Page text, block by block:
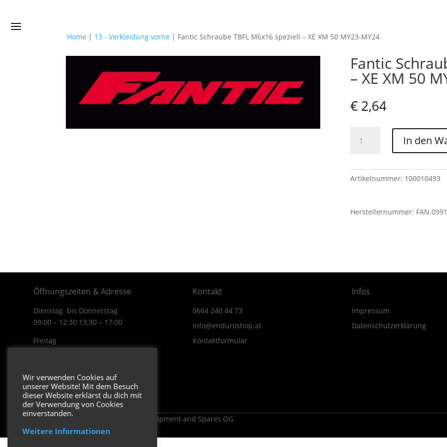
Home | 13 - Verkleidung vorne | Fantic Schraube TBFL M6x16 speziell – XE XM 50 MY23-MY24
Fantic
– XE XM 50
€2,64
Schraube
speziell
XM
In den
Artikelnummer: 100010493
Herstellernummer:
Öffnungszeiten & Adresse
Dienstag bis Donnerstag
09:00 – 12:30 13:30 – 17:00
Freitag
3170 Hainfeld
In Google Maps öffnen.
Kontakt
0664 240 44 73
info@enduroshop.at
Kontaktformular
Infos
Impressum
Datenschutzerklärung
Copyright 2026 ENDUROSHOP.at Equipment and Spares OG
Wir verwenden Cookies auf
unserer Website! Mit dem Besuch
dieser Website erklärst du dich mit
der Verwendung von Cookies
einverstanden.
Weitere Informationen